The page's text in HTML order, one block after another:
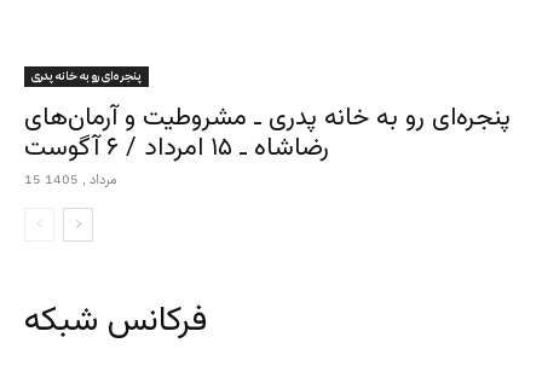
پنجره‌ای رو به خانه پدری
پنجره‌ای رو به خانه پدری ـ مشروطیت و آرمان‌های
رضاشاه ـ ۱۵ امرداد / ۶ آگوست
15 مرداد , 1405
فرکانس شبکه